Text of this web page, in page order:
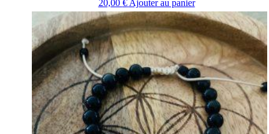
20,00 € Ajouter au panier